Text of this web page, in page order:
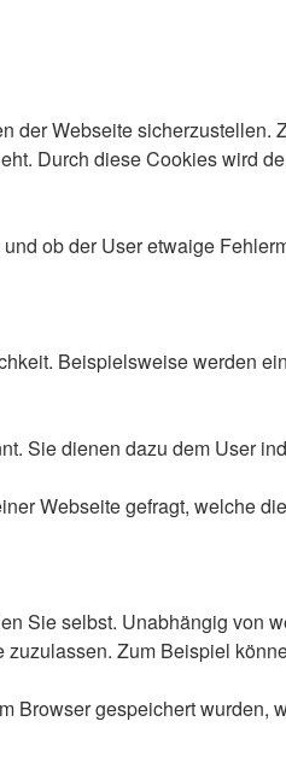
der Webseite
Durch diese Cookies wird
ob der User etwaige
Beispielsweise werden
Sie dienen dazu dem User
Webseite gefragt, welche
Sie selbst. Unabhängig von
Zum Beispiel
Browser gespeichert